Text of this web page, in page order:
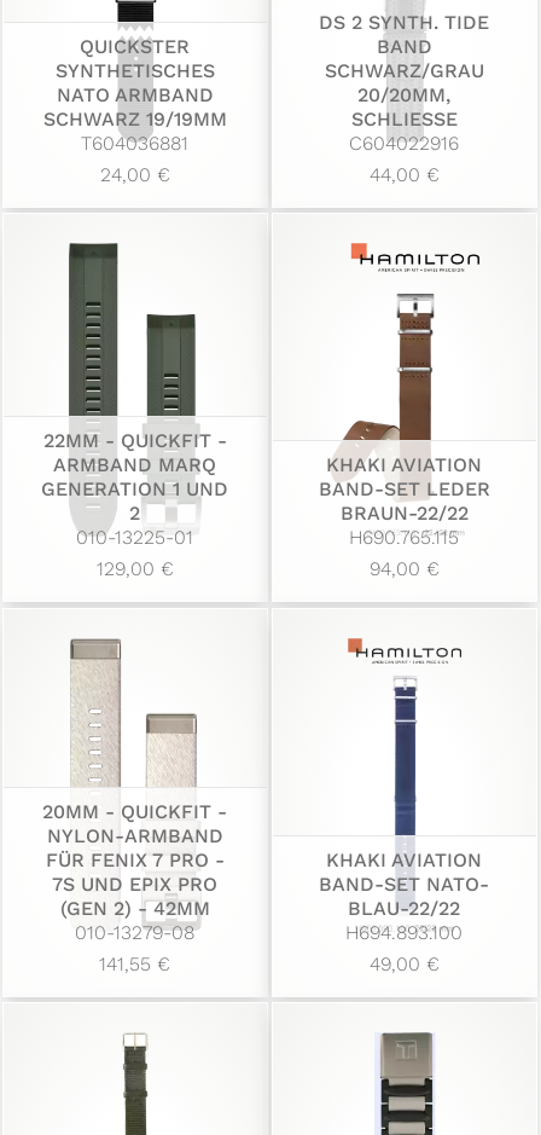
QUICKSTER
SYNTHETISCHES
NATO ARMBAND
SCHWARZ 19/19MM
T604036881
24,00 €
DS 2 SYNTH. TIDE
BAND
SCHWARZ/GRAU
20/20MM,
SCHLIESSE
C604022916
44,00 €
22MM - QUICKFIT -
ARMBAND MARQ
GENERATION 1 UND
2
010-13225-01
129,00 €
KHAKI AVIATION
BAND-SET LEDER
BRAUN-22/22
H690.765.115
94,00 €
20MM - QUICKFIT -
NYLON-ARMBAND
FÜR FENIX 7 PRO -
7S UND EPIX PRO
(GEN 2) - 42MM
010-13279-08
141,55 €
KHAKI AVIATION
BAND-SET NATO-
BLAU-22/22
H694.893.100
49,00 €